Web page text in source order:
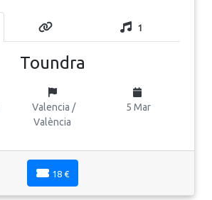
1
Toundra
Valencia /
València
5 Mar
18 €